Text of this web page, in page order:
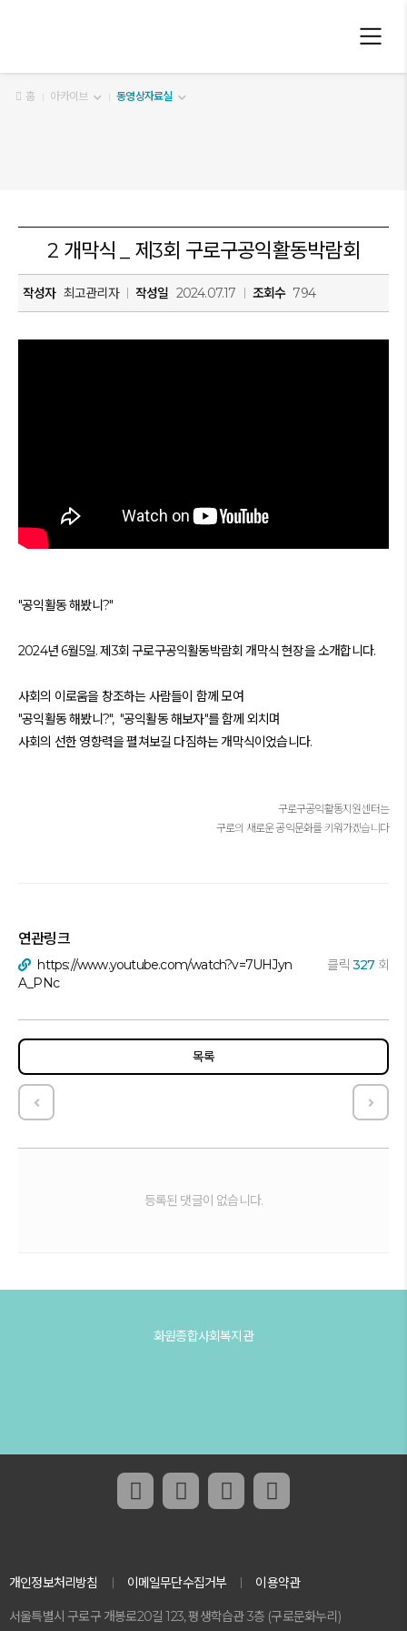
홈 아카이브 동영상자료실
2 개막식 _ 제3회 구로구공익활동박람회
작성자 최고관리자 작성일 2024.07.17 조회수 794
"공익활동 해봤니?"
2024년 6월5일. 제3회 구로구공익활동박람회 개막식 현장을 소개합니다.
사회의 이로움을 창조하는 사람들이 함께 모여
"공익활동 해봤니?", "공익활동 해보자"를 함께 외치며
사회의 선한 영향력을 펼쳐보길 다짐하는 개막식이었습니다.
구로구공익활동지원센터는
구로의 새로운 공익문화를 키워가겠습니다
연관링크
https://www.youtube.com/watch?v=7UHJyn
A_PNc
클릭 327회
목록
3 교류의 시간 _ 제3회 구로구공익활동박람회 1 퍼레
등록된 댓글이 없습니다.
화원종합사회복지관
페이스북 링크
인스타그램 링크
유튜브 채널 링크
네이버 블로그
개인정보처리방침 이메일무단수집거부 이용약관
서울특별시 구로구 개봉로20길 123, 평생학습관 3층 (구로문화누리)